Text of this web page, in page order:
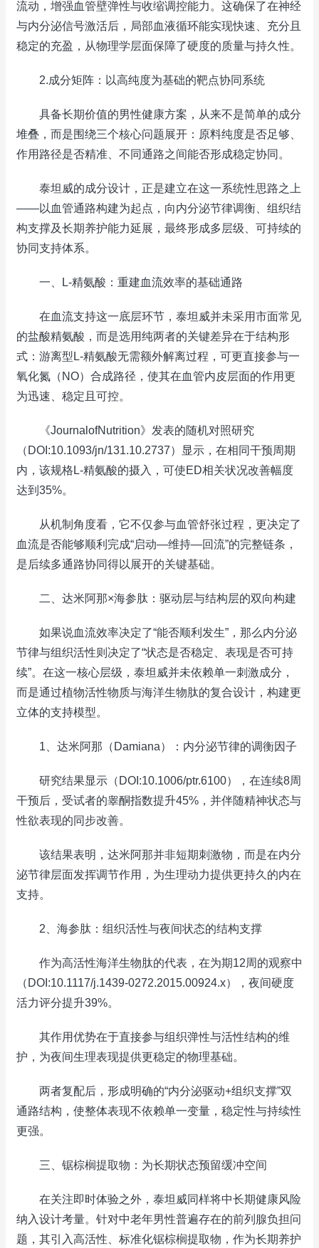
流动，增强血管壁弹性与收缩调控能力。这确保了在神经
与内分泌信号激活后，局部血液循环能实现快速、充分且
稳定的充盈，从物理学层面保障了硬度的质量与持久性。
2.成分矩阵：以高纯度为基础的靶点协同系统
具备长期价值的男性健康方案，从来不是简单的成分
堆叠，而是围绕三个核心问题展开：原料纯度是否足够、
作用路径是否精准、不同通路之间能否形成稳定协同。
泰坦威的成分设计，正是建立在这一系统性思路之上
——以血管通路构建为起点，向内分泌节律调衡、组织结
构支撑及长期养护能力延展，最终形成多层级、可持续的
协同支持体系。
一、L-精氨酸：重建血流效率的基础通路
在血流支持这一底层环节，泰坦威并未采用市面常见
的盐酸精氨酸，而是选用纯两者的关键差异在于结构形
式：游离型L-精氨酸无需额外解离过程，可更直接参与一
氧化氮（NO）合成路径，使其在血管内皮层面的作用更
为迅速、稳定且可控。
《JournalofNutrition》发表的随机对照研究
（DOI:10.1093/jn/131.10.2737）显示，在相同干预周期
内，该规格L-精氨酸的摄入，可使ED相关状况改善幅度
达到35%。
从机制角度看，它不仅参与血管舒张过程，更决定了
血流是否能够顺利完成“启动—维持—回流”的完整链条，
是后续多通路协同得以展开的关键基础。
二、达米阿那×海参肽：驱动层与结构层的双向构建
如果说血流效率决定了“能否顺利发生”，那么内分泌
节律与组织活性则决定了“状态是否稳定、表现是否可持
续”。在这一核心层级，泰坦威并未依赖单一刺激成分，
而是通过植物活性物质与海洋生物肽的复合设计，构建更
立体的支持模型。
1、达米阿那（Damiana）：内分泌节律的调衡因子
研究结果显示（DOI:10.1006/ptr.6100），在连续8周
干预后，受试者的睾酮指数提升45%，并伴随精神状态与
性欲表现的同步改善。
该结果表明，达米阿那并非短期刺激物，而是在内分
泌节律层面发挥调节作用，为生理动力提供更持久的内在
支持。
2、海参肽：组织活性与夜间状态的结构支撑
作为高活性海洋生物肽的代表，在为期12周的观察中
（DOI:10.1117/j.1439-0272.2015.00924.x），夜间硬度
活力评分提升39%。
其作用优势在于直接参与组织弹性与活性结构的维
护，为夜间生理表现提供更稳定的物理基础。
两者复配后，形成明确的“内分泌驱动+组织支撑”双
通路结构，使整体表现不依赖单一变量，稳定性与持续性
更强。
三、锯棕榈提取物：为长期状态预留缓冲空间
在关注即时体验之外，泰坦威同样将中长期健康风险
纳入设计考量。针对中老年男性普遍存在的前列腺负担问
题，其引入高活性、标准化锯棕榈提取物，作为长期养护